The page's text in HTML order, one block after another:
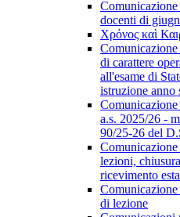
docenti di
Χρόνος καὶ
di carattere
all'esame di
istruzione anno
a.s. 2025/26 -
90/25-26 del
lezioni,
ricevimento
di lezione